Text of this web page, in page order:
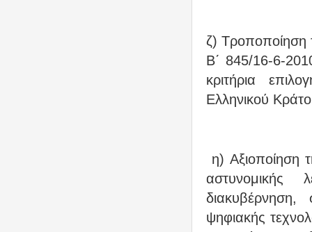
ζ) Τροποποίηση
Β΄ 845/16-6-
κριτήρια
Ελληνικού
η) Αξιοποίηση
αστυνομικής
ψηφιακής